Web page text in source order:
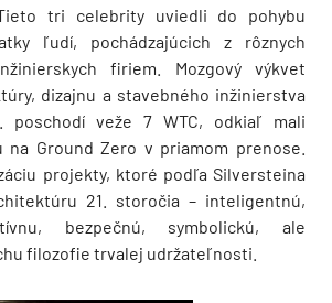
tri celebrity uviedli do pohybu
ľudí, pochádzajúcich z rôznych
firiem. Mozgový výkvet
dizajnu a stavebného inžinierstva
poschodí veže 7 WTC, odkiaľ mali
na Ground Zero v priamom prenose.
projekty, ktoré podľa Silversteina
21. storočia – inteligentnú,
bezpečnú, symbolickú, ale
filozofie trvalej udržateľnosti.